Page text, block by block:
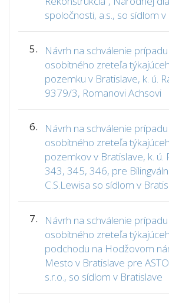
spoločnosti, a.s., so sídlom
5.
Návrh na schválenie
osobitného zreteľa
pozemku v Bratislave, k. ú.
9379/3, Romanovi Achsovi
6.
Návrh na schválenie
osobitného zreteľa
pozemkov v Bratislave, k. ú.
343, 345, 346, pre
C.S.Lewisa so sídlom v
7.
Návrh na schválenie
osobitného zreteľa
podchodu na Hodžovom
Mesto v Bratislave pre
s.r.o., so sídlom v Bratislave